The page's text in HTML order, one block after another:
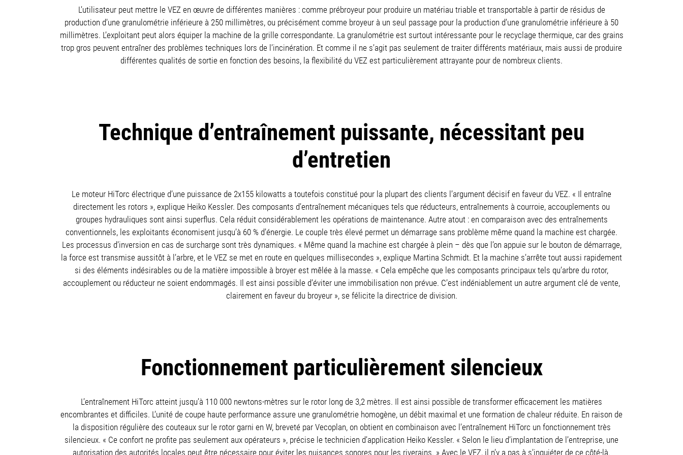
L’utilisateur peut mettre le VEZ en œuvre de différentes manières : comme prébroyeur pour produire un matériau triable et transportable à partir de résidus de
production d’une granulométrie inférieure à 250 millimètres, ou précisément comme broyeur à un seul passage pour la production d’une granulométrie inférieure à 50
millimètres. L’exploitant peut alors équiper la machine de la grille correspondante. La granulométrie est surtout intéressante pour le recyclage thermique, car des grains
trop gros peuvent entraîner des problèmes techniques lors de l’incinération. Et comme il ne s’agit pas seulement de traiter différents matériaux, mais aussi de produire
différentes qualités de sortie en fonction des besoins, la flexibilité du VEZ est particulièrement attrayante pour de nombreux clients.
Technique d’entraînement puissante, nécessitant peu
d’entretien
Le moteur HiTorc électrique d’une puissance de 2x155 kilowatts a toutefois constitué pour la plupart des clients l’argument décisif en faveur du VEZ. « Il entraîne
directement les rotors », explique Heiko Kessler. Des composants d’entraînement mécaniques tels que réducteurs, entraînements à courroie, accouplements ou
groupes hydrauliques sont ainsi superflus. Cela réduit considérablement les opérations de maintenance. Autre atout : en comparaison avec des entraînements
conventionnels, les exploitants économisent jusqu’à 60 % d’énergie. Le couple très élevé permet un démarrage sans problème même quand la machine est chargée.
Les processus d’inversion en cas de surcharge sont très dynamiques. « Même quand la machine est chargée à plein – dès que l’on appuie sur le bouton de démarrage,
la force est transmise aussitôt à l’arbre, et le VEZ se met en route en quelques millisecondes », explique Martina Schmidt. Et la machine s’arrête tout aussi rapidement
si des éléments indésirables ou de la matière impossible à broyer est mêlée à la masse. « Cela empêche que les composants principaux tels qu’arbre du rotor,
accouplement ou réducteur ne soient endommagés. Il est ainsi possible d’éviter une immobilisation non prévue. C’est indéniablement un autre argument clé de vente,
clairement en faveur du broyeur », se félicite la directrice de division.
Fonctionnement particulièrement silencieux
L’entraînement HiTorc atteint jusqu’à 110 000 newtons-mètres sur le rotor long de 3,2 mètres. Il est ainsi possible de transformer efficacement les matières
encombrantes et difficiles. L’unité de coupe haute performance assure une granulométrie homogène, un débit maximal et une formation de chaleur réduite. En raison de
la disposition régulière des couteaux sur le rotor garni en W, breveté par Vecoplan, on obtient en combinaison avec l’entraînement HiTorc un fonctionnement très
silencieux. « Ce confort ne profite pas seulement aux opérateurs », précise le technicien d’application Heiko Kessler. « Selon le lieu d’implantation de l’entreprise, une
autorisation des autorités locales peut être nécessaire pour éviter les nuisances sonores pour les riverains. » Avec le VEZ, il n’y a pas à s’inquiéter de ce côté-là.